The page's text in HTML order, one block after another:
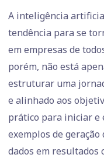
A inteligência
tendência para se
em empresas de
porém, não está
estruturar uma
e alinhado aos
prático para iniciar e
exemplos de
dados em resultados